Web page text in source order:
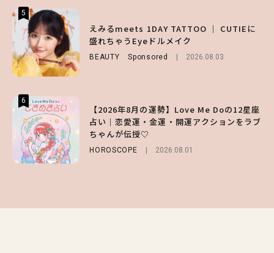
5
えみるmeets 1DAY TATTOO ｜ CUTIEに
盛れちゃうEyeドルメイク
BEAUTY Sponsored 2026.08.03
6
【2026年8月の運勢】Love Me Doの12星座
占い｜恋愛運・金運・開運アクションをラブ
ちゃんが伝授♡
HOROSCOPE 2026.08.01
5
【SNIDEL】長濱ねるとロマンティックトラ
ッドな秋はじめ｜2026秋の新作コーデ4選
FASHION Sponsored 2026.07.10
6
【ALD1】グループの魅力＆素顔に迫る♡ 一
問一答をお届け！【sweet web独占】
5
月直伝♡ ドライシャンプー「バティスト」
を使ったプロ級スタイリング3選
Sponsored
6
【GU】夏の“主役級”アイテム決定！ヘルシ
ー＆可愛すぎる「大人の肌見せ」トップス3
選
FASHION 2026.07.19